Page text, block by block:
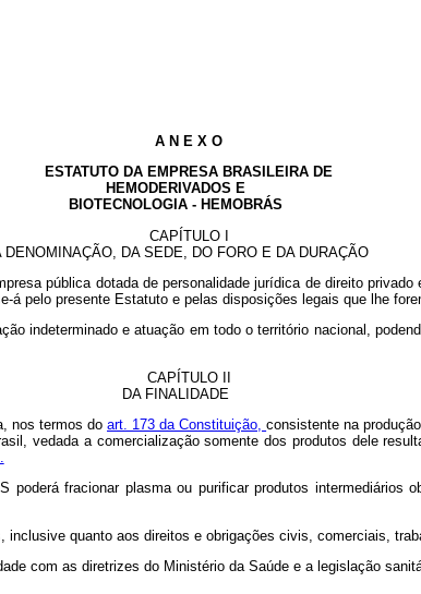
A N E X O
ESTATUTO DA EMPRESA BRASILEIRA DE
HEMODERIVADOS E
BIOTECNOLOGIA - HEMOBRÁS
CAPÍTULO I
DENOMINAÇÃO, DA SEDE, DO FORO E DA DURAÇÃO
pública dotada de personalidade jurídica de direito
pelo presente Estatuto e pelas disposições legais que lhe
indeterminado e atuação em todo o território nacional,
CAPÍTULO II
DA FINALIDADE
nos termos doart. 173 da Constituição,consistente na
vedada a comercialização somente dos produtos dele
fracionar plasma ou purificar produtos
quanto aos direitos e obrigações civis, comerciais,
com as diretrizes do Ministério da Saúde e a legislação